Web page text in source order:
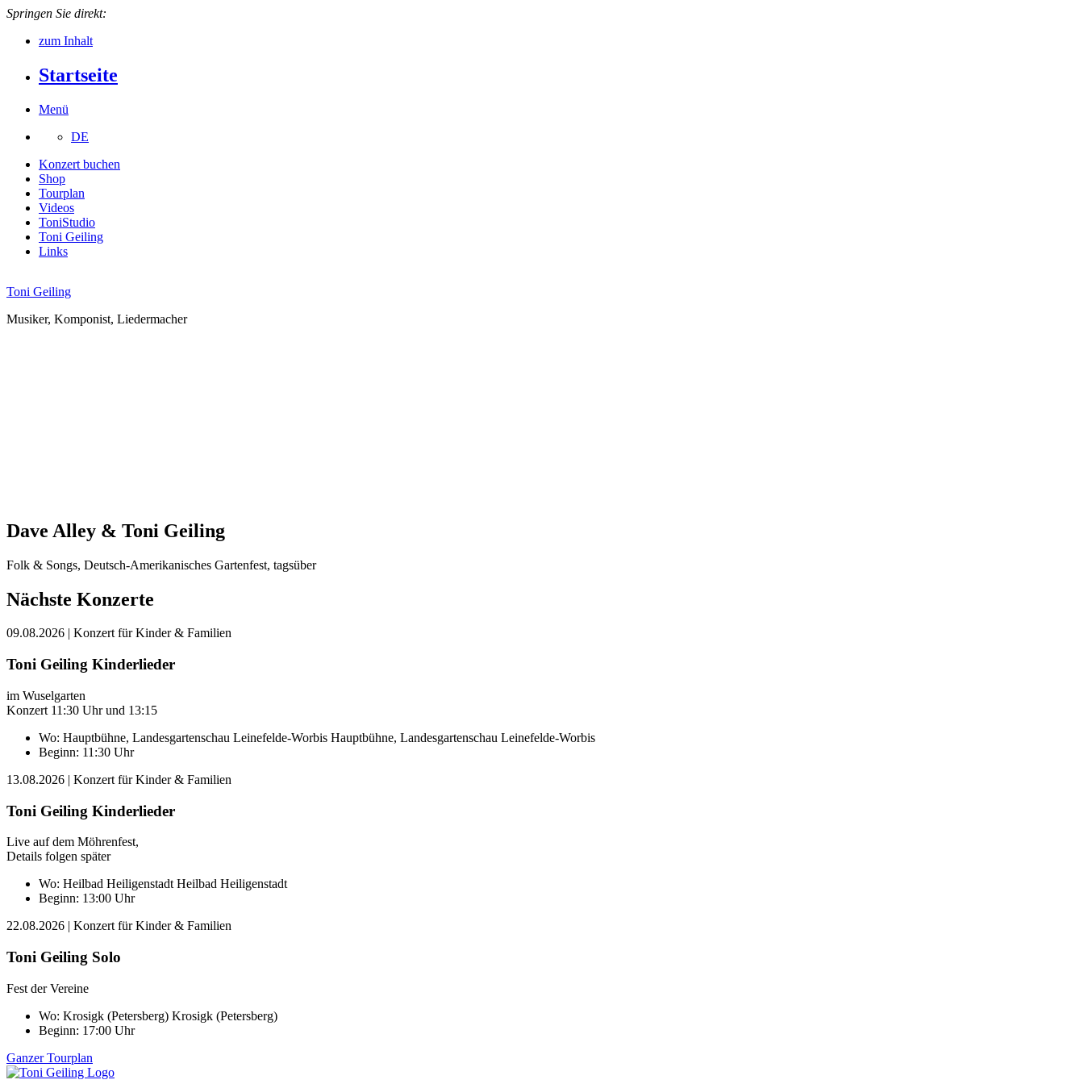
Springen Sie direkt:
zum Inhalt
Startseite
Menü
DE
Konzert buchen
Shop
Tourplan
Videos
ToniStudio
Toni Geiling
Links
Toni Geiling
Musiker, Komponist, Liedermacher
Dave Alley & Toni Geiling
Folk & Songs, Deutsch-Amerikanisches Gartenfest, tagsüber
Nächste Konzerte
09.08.2026 | Konzert für Kinder & Familien
Toni Geiling Kinderlieder
im Wuselgarten
Konzert 11:30 Uhr und 13:15
Wo: Hauptbühne, Landesgartenschau Leinefelde-Worbis Hauptbühne, Landesgartenschau Leinefelde-Worbis
Beginn: 11:30 Uhr
13.08.2026 | Konzert für Kinder & Familien
Toni Geiling Kinderlieder
Live auf dem Möhrenfest,
Details folgen später
Wo: Heilbad Heiligenstadt Heilbad Heiligenstadt
Beginn: 13:00 Uhr
22.08.2026 | Konzert für Kinder & Familien
Toni Geiling Solo
Fest der Vereine
Wo: Krosigk (Petersberg) Krosigk (Petersberg)
Beginn: 17:00 Uhr
Ganzer Tourplan